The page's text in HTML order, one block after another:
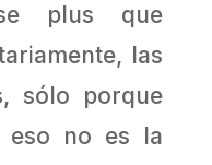
plus que
las
sólo porque
eso no es la